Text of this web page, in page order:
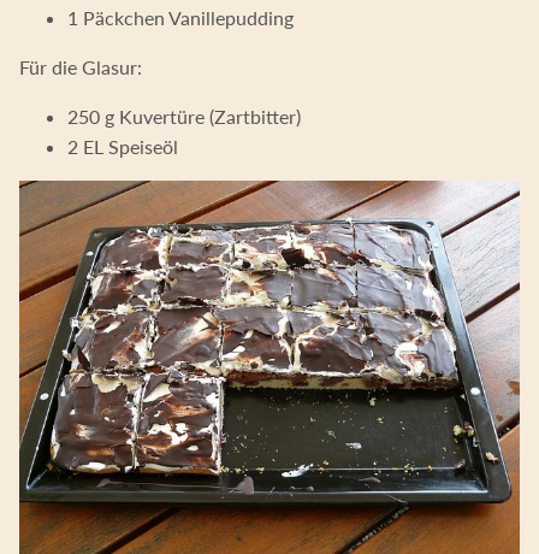
1 Päckchen Vanillepudding
Für die Glasur:
250 g Kuvertüre (Zartbitter)
2 EL Speiseöl